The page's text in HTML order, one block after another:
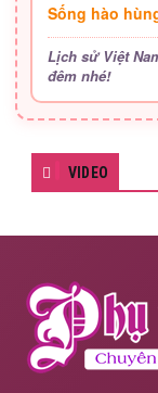
Sống hào
Lịch sử Việt
đêm nhé!
VIDEO